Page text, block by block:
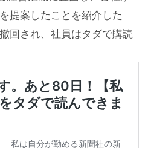
提案したことを紹介した
回され、社員はタダで購読